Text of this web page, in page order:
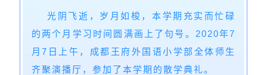
光阴飞逝，岁月如梭，本学期充实而忙碌
的两个月学习时间圆满画上了句号。2020年7
月7日上午，成都王府外国语小学部全体师生
齐聚演播厅，参加了本学期的散学典礼。